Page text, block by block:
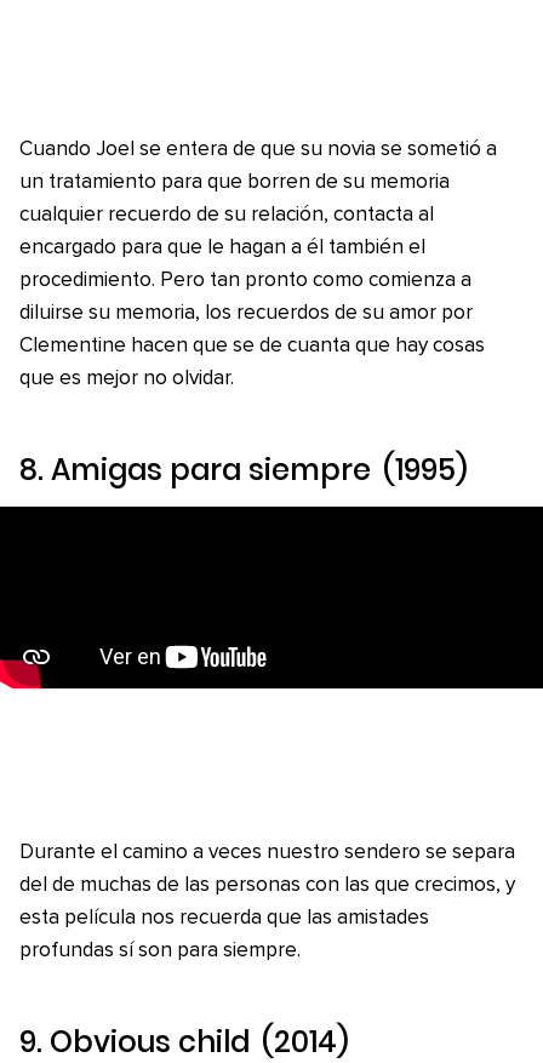
Cuando Joel se entera de que su novia se sometió a
un tratamiento para que borren de su memoria
cualquier recuerdo de su relación, contacta al
encargado para que le hagan a él también el
procedimiento. Pero tan pronto como comienza a
diluirse su memoria, los recuerdos de su amor por
Clementine hacen que se de cuanta que hay cosas
que es mejor no olvidar.
8. Amigas para siempre (1995)
Durante el camino a veces nuestro sendero se separa
del de muchas de las personas con las que crecimos, y
esta película nos recuerda que las amistades
profundas sí son para siempre.
9. Obvious child (2014)